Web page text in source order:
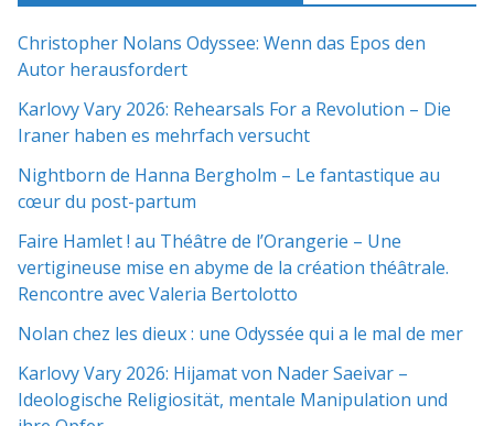
Christopher Nolans Odyssee: Wenn das Epos den
Autor herausfordert
Karlovy Vary 2026: Rehearsals For a Revolution – Die
Iraner haben es mehrfach versucht
Nightborn de Hanna Bergholm – Le fantastique au
cœur du post-partum
Faire Hamlet ! au Théâtre de l’Orangerie – Une
vertigineuse mise en abyme de la création théâtrale.
Rencontre avec Valeria Bertolotto
Nolan chez les dieux : une Odyssée qui a le mal de mer
Karlovy Vary 2026: Hijamat von Nader Saeivar​​ –
Ideologische Religiosität, mentale Manipulation und